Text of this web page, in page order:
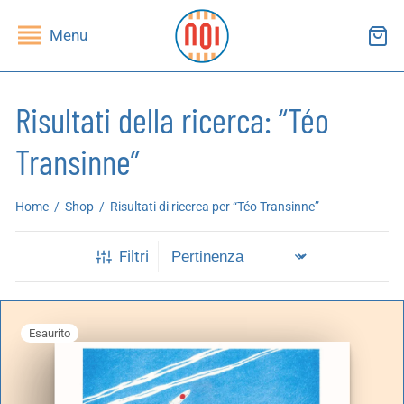
Menu
Risultati della ricerca: “Téo
Transinne”
Home / Shop / Risultati di ricerca per “Téo Transinne”
Filtri
Esaurito
DI LETTURA